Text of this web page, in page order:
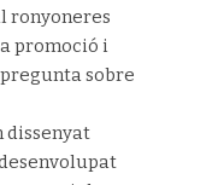
ronyoneres
promoció i
sobre
dissenyat